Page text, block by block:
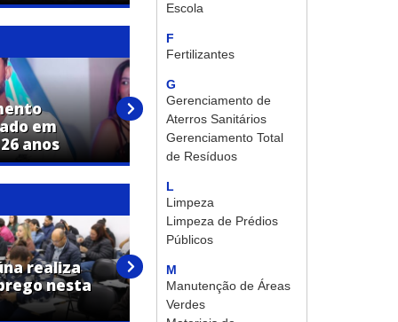
Escola
F
Fertilizantes
G
Gerenciamento de
Aterros Sanitários
Gerenciamento Total
de Resíduos
L
Limpeza
Limpeza de Prédios
Públicos
M
Manutenção de Áreas
Verdes
em
anos
Terezinha Aparecida Pinheiro
Anastácio morre aos 74 anos
em Jaguariúna
realiza
nesta
PAT de Jaguariúna promove
mutirão com mais de 50 vagas
de emprego nesta quarta-
feira